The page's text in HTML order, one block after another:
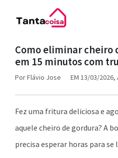
Como eliminar cheiro
em 15 minutos com
PorFlávio Jose EM 13/03/2026,
Fez uma fritura deliciosa e
aquele cheiro de gordura? A
precisa esperar horas para se